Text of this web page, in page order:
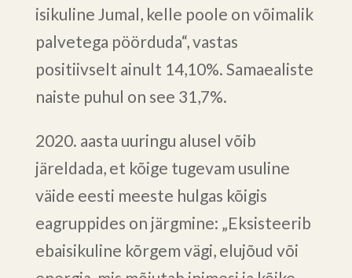
isikuline Jumal, kelle poole on võimalik
palvetega pöörduda“, vastas
positiivselt ainult 14,10%. Samaealiste
naiste puhul on see 31,7%.
2020. aasta uuringu alusel võib
järeldada, et kõige tugevam usuline
väide eesti meeste hulgas kõigis
eagruppides on järgmine: „Eksisteerib
ebaisikuline kõrgem vägi, elujõud või